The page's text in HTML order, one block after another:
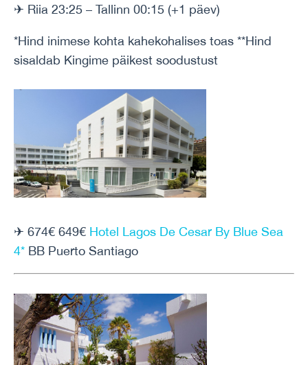
✈ Riia 23:25 – Tallinn 00:15 (+1 päev)
*Hind inimese kohta kahekohalises toas **Hind
sisaldab Kingime päikest soodustust
✈ 674€ 649€ Hotel Lagos De Cesar By Blue Sea
4* BB Puerto Santiago